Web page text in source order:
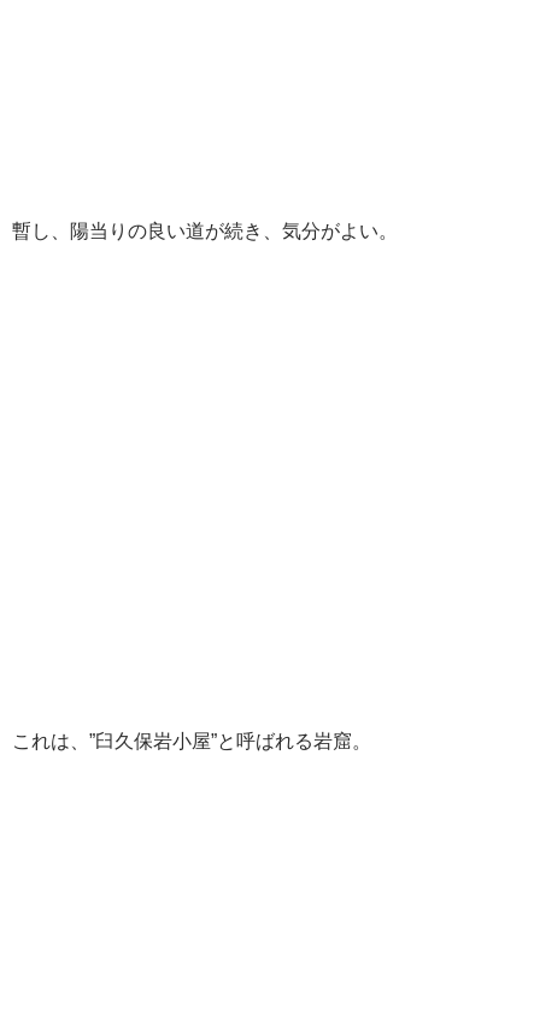
暫し、陽当りの良い道が続き、気分がよい。
これは、”臼久保岩小屋”と呼ばれる岩窟。